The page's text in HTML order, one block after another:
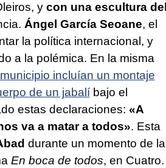
y con una escultura del
Ángel García Seoane, el
la política internacional, y
a la polémica. En la misma
incluían un montaje
de un jabalíbajo el
estas declaraciones: «A
va a matar a todos». Esta
durante un momento de la
En boca de todos, en Cuatro.